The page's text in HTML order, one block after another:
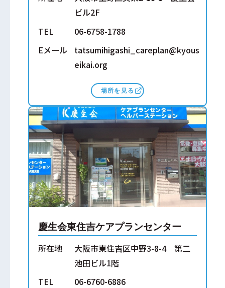
ビル2F
TEL
06-6758-1788
Eメール
tatsumihigashi_careplan@kyous
eikai.org
場所を見る
慶生会東住吉ケアプランセンター
所在地
大阪市東住吉区中野3-8-4 第二
池田ビル1階
TEL
06-6760-6886